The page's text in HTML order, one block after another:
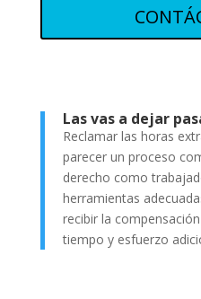
Las vas a dejar
Reclamar las horas
parecer un proceso
derecho como
herramientas
recibir la
tiempo y esfuerzo